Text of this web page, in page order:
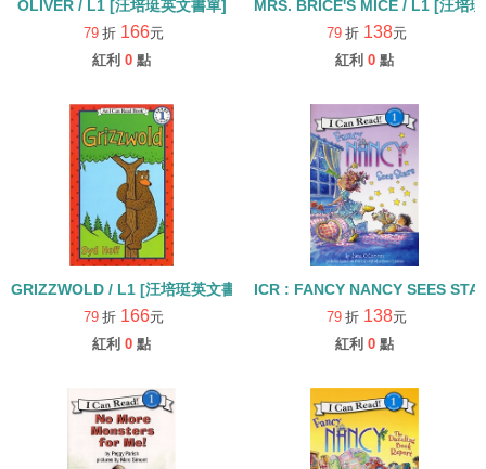
OLIVER / L1 [汪培珽英文書單]
79 折 166元
紅利 0 點
MRS. BRICE'S MICE / L1 [汪培
79 折 138元
紅利 0 點
GRIZZWOLD / L1 [汪培珽英文書單]
79 折 166元
紅利 0 點
ICR : FANCY NANCY SEES
79 折 138元
紅利 0 點